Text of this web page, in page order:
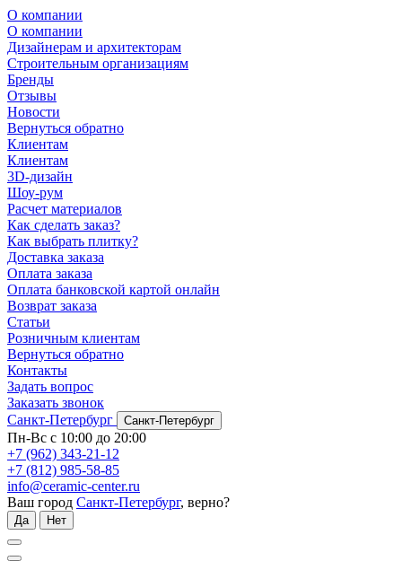
О компании
О компании
Дизайнерам и архитекторам
Строительным организациям
Бренды
Отзывы
Новости
Вернуться обратно
Клиентам
Клиентам
3D-дизайн
Шоу-рум
Расчет материалов
Как сделать заказ?
Как выбрать плитку?
Доставка заказа
Оплата заказа
Оплата банковской картой онлайн
Возврат заказа
Статьи
Розничным клиентам
Вернуться обратно
Контакты
Задать вопрос
Заказать звонок
Санкт-Петербург
Санкт-Петербург
Пн-Вс с 10:00 до 20:00
+7 (962) 343-21-12
+7 (812) 985-58-85
info@ceramic-center.ru
Ваш город Санкт-Петербург, верно?
Да Нет